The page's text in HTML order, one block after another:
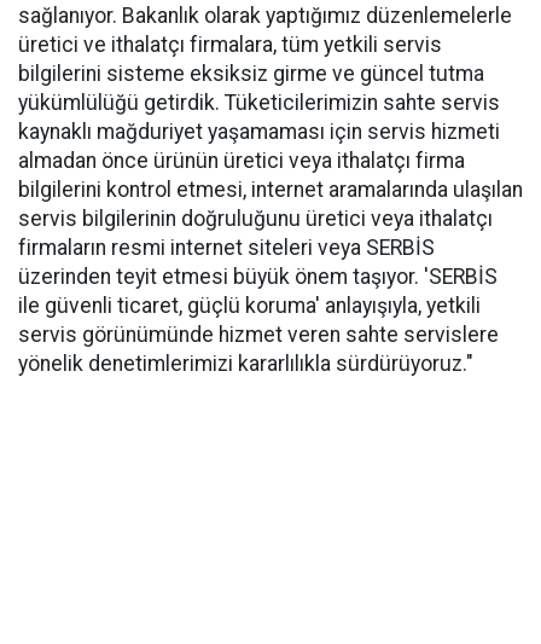
sağlanıyor. Bakanlık olarak yaptığımız düzenlemelerle
üretici ve ithalatçı firmalara, tüm yetkili servis
bilgilerini sisteme eksiksiz girme ve güncel tutma
yükümlülüğü getirdik. Tüketicilerimizin sahte servis
kaynaklı mağduriyet yaşamaması için servis hizmeti
almadan önce ürünün üretici veya ithalatçı firma
bilgilerini kontrol etmesi, internet aramalarında ulaşılan
servis bilgilerinin doğruluğunu üretici veya ithalatçı
firmaların resmi internet siteleri veya SERBİS
üzerinden teyit etmesi büyük önem taşıyor. 'SERBİS
ile güvenli ticaret, güçlü koruma' anlayışıyla, yetkili
servis görünümünde hizmet veren sahte servislere
yönelik denetimlerimizi kararlılıkla sürdürüyoruz."